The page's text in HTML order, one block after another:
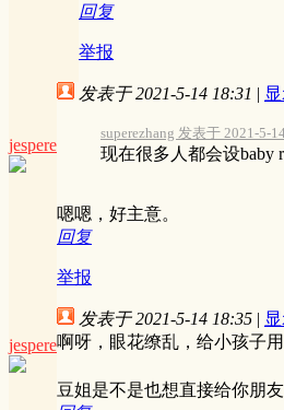
回复
举报
jespere
发表于 2021-5-14 18:31 |
superezhang 发表于 2021-5-
现在很多人都会设baby
嗯嗯，好主意。
回复
举报
jespere
发表于 2021-5-14 18:35 |
啊呀，眼花缭乱，给小孩子
豆姐是不是也想直接给你朋